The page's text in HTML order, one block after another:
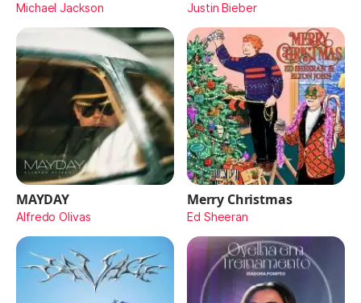
Michael Jackson Justin Bieber
MAYDAY
Alfredo Olivas
Merry Christmas
Ed Sheeran